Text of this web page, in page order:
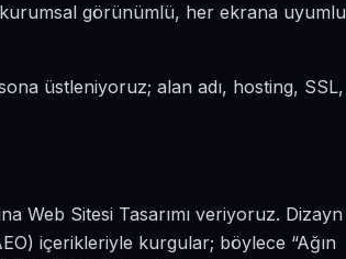
kurumsal görünümlü, her ekrana uyumlu
üstleniyoruz; alan adı, hosting, SSL,
Web Sitesi Tasarımı veriyoruz. Dizayn
içerikleriyle kurgular; böylece “Ağın